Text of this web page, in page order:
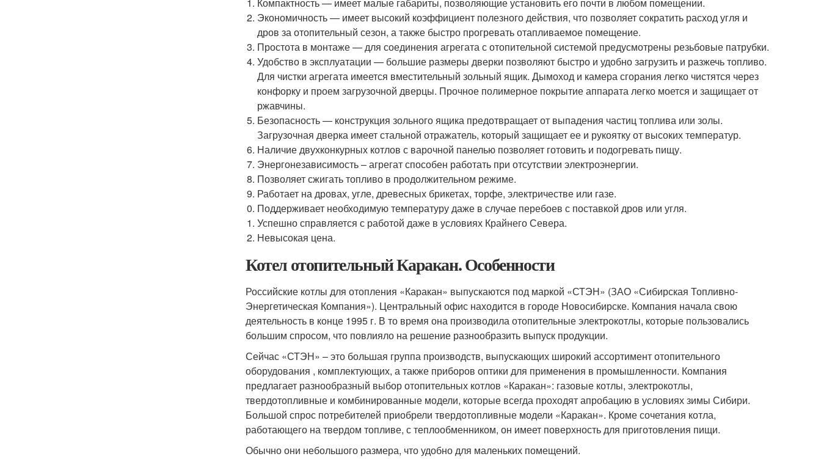
Экономичность — имеет высокий коэффициент полезного действия, что позволяет сократить расход угля и
дров за отопительный сезон, а также быстро прогревать отапливаемое помещение.
Простота в монтаже — для соединения агрегата с отопительной системой предусмотрены резьбовые патрубки.
Удобство в эксплуатации — большие размеры дверки позволяют быстро и удобно загрузить и разжечь топливо.
Для чистки агрегата имеется вместительный зольный ящик. Дымоход и камера сгорания легко чистятся через
конфорку и проем загрузочной дверцы. Прочное полимерное покрытие аппарата легко моется и защищает от
ржавчины.
Безопасность — конструкция зольного ящика предотвращает от выпадения частиц топлива или золы.
Загрузочная дверка имеет стальной отражатель, который защищает ее и рукоятку от высоких температур.
Наличие двухконкурных котлов с варочной панелью позволяет готовить и подогревать пищу.
Энергонезависимость – агрегат способен работать при отсутствии электроэнергии.
Позволяет сжигать топливо в продолжительном режиме.
Работает на дровах, угле, древесных брикетах, торфе, электричестве или газе.
Поддерживает необходимую температуру даже в случае перебоев с поставкой дров или угля.
Успешно справляется с работой даже в условиях Крайнего Севера.
Невысокая цена.
Котел отопительный Каракан. Особенности
Российские котлы для отопления «Каракан» выпускаются под маркой «СТЭН» (ЗАО «Сибирская Топливно-
Энергетическая Компания»). Центральный офис находится в городе Новосибирске. Компания начала свою
деятельность в конце 1995 г. В то время она производила отопительные электрокотлы, которые пользовались
большим спросом, что повлияло на решение разнообразить выпуск продукции.
Сейчас «СТЭН» – это большая группа производств, выпускающих широкий ассортимент отопительного
оборудования , комплектующих, а также приборов оптики для применения в промышленности. Компания
предлагает разнообразный выбор отопительных котлов «Каракан»: газовые котлы, электрокотлы,
твердотопливные и комбинированные модели, которые всегда проходят апробацию в условиях зимы Сибири.
Большой спрос потребителей приобрели твердотопливные модели «Каракан». Кроме сочетания котла,
работающего на твердом топливе, с теплообменником, он имеет поверхность для приготовления пищи.
Обычно они небольшого размера, что удобно для маленьких помещений.